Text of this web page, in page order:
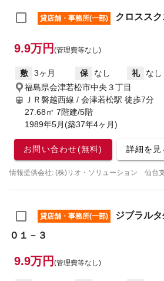
貸店舗・事務所(一部) クロスス
9.9万円 (管理費等なし)
敷 3ヶ月 保 なし 礼
なし
福島県会津若松市中央３丁目
ＪＲ磐越西線 / 会津若松駅 徒歩7分
27.68㎡ 7階建/5階
1989年5月(築37年4ヶ月)
お問い合わせ(無料) 詳細を見
情報提供会社: (株)リオ・ソリューション 仙台
貸店舗・事務所(一部)
ジブラル
０１－３
9.9万円 (管理費等なし)